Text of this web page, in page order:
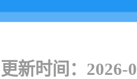
更新时间：2026-